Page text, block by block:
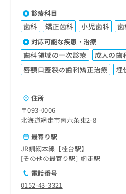
診療科目
歯科 矯正歯科 小児歯科 歯
対応可能な疾患・治療
歯科領域の一次診療
成人の歯
唇顎口蓋裂の歯科矯正治療
埋
住所
〒093-0006
北海道網走市南六条東2-8
最寄り駅
JR釧網本線【桂台駅】
その他の最寄り駅
網走駅
電話番号
0152-43-3321